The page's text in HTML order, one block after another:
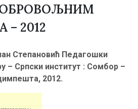
2012
Степановић Педагошки
– Српски институт : Сомбор –
2012.